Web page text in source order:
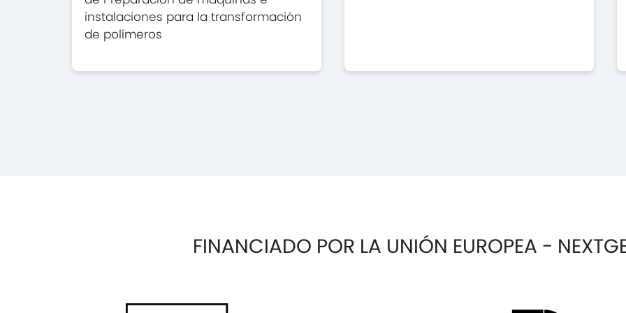
instalaciones para la transformación
de polímeros
FINANCIADO POR LA UNIÓN EUROPEA -